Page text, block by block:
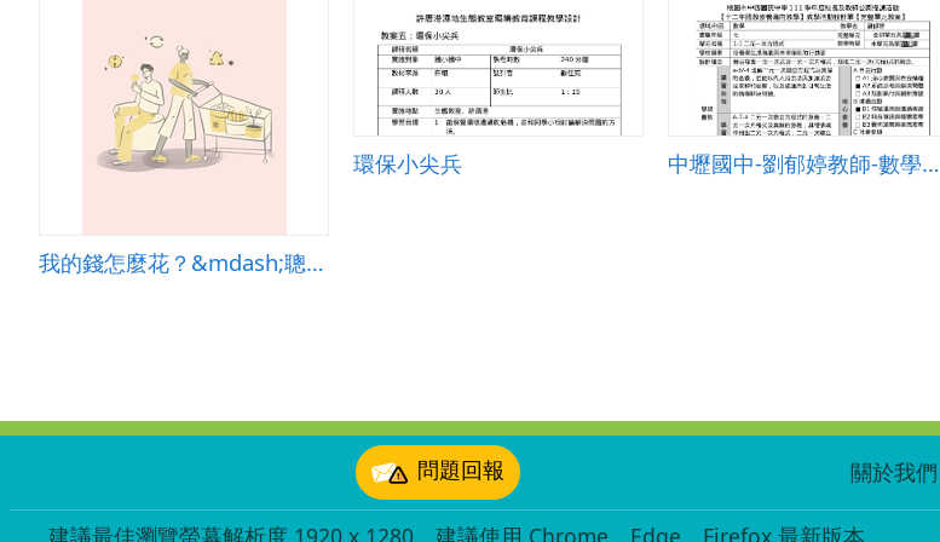
我的錢怎麼花？&mdash;聰明消費與家庭理財初探
環保小尖兵 中壢國中-劉郁婷教師-數學科7年級《二元一次方程式》教學活動設計單
問題回報 關於我們
建議最佳瀏覽螢幕解析度 1920 x 1280，建議使用 Chrome、Edge、Firefox 最新版本